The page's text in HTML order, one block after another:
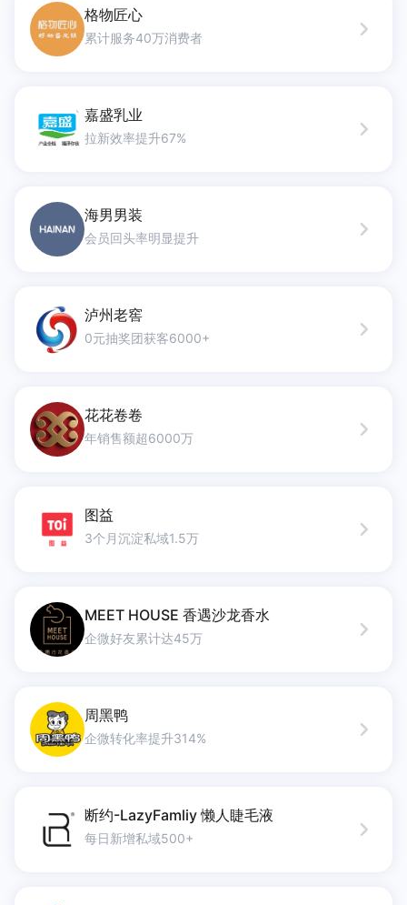
格物匠心
累计服务40万消费者
嘉盛乳业
拉新效率提升67%
海男男装
会员回头率明显提升
泸州老窖
0元抽奖团获客6000+
花花卷卷
年销售额超6000万
图益
3个月沉淀私域1.5万
MEET HOUSE 香遇沙龙香水
企微好友累计达45万
周黑鸭
企微转化率提升314%
断约-LazyFamliy 懒人睫毛液
每日新增私域500+